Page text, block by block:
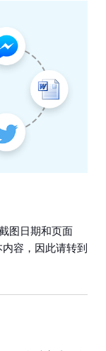
图日期和页面
容，因此请转到